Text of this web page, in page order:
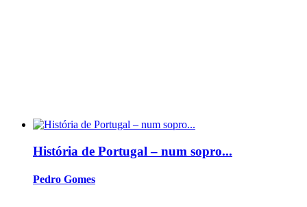
História de Portugal – num sopro...
Pedro Gomes